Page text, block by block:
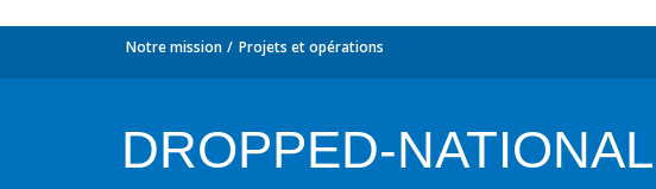
Notre mission Projets et opérations
DROPPED-